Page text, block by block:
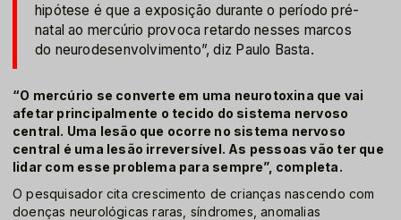
hipótese é que a exposição durante o período pré-
natal ao mercúrio provoca retardo nesses marcos
do neurodesenvolvimento”, diz Paulo Basta.
“O mercúrio se converte em uma neurotoxina que vai
afetar principalmente o tecido do sistema nervoso
central. Uma lesão que ocorre no sistema nervoso
central é uma lesão irreversível. As pessoas vão ter que
lidar com esse problema para sempre”, completa.
O pesquisador cita crescimento de crianças nascendo com
doenças neurológicas raras, síndromes, anomalias